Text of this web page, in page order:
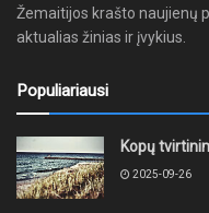
Žemaitijos krašto naujienų
aktualias žinias ir įvykius.
Populiariausi
Kopų
2025-09-26